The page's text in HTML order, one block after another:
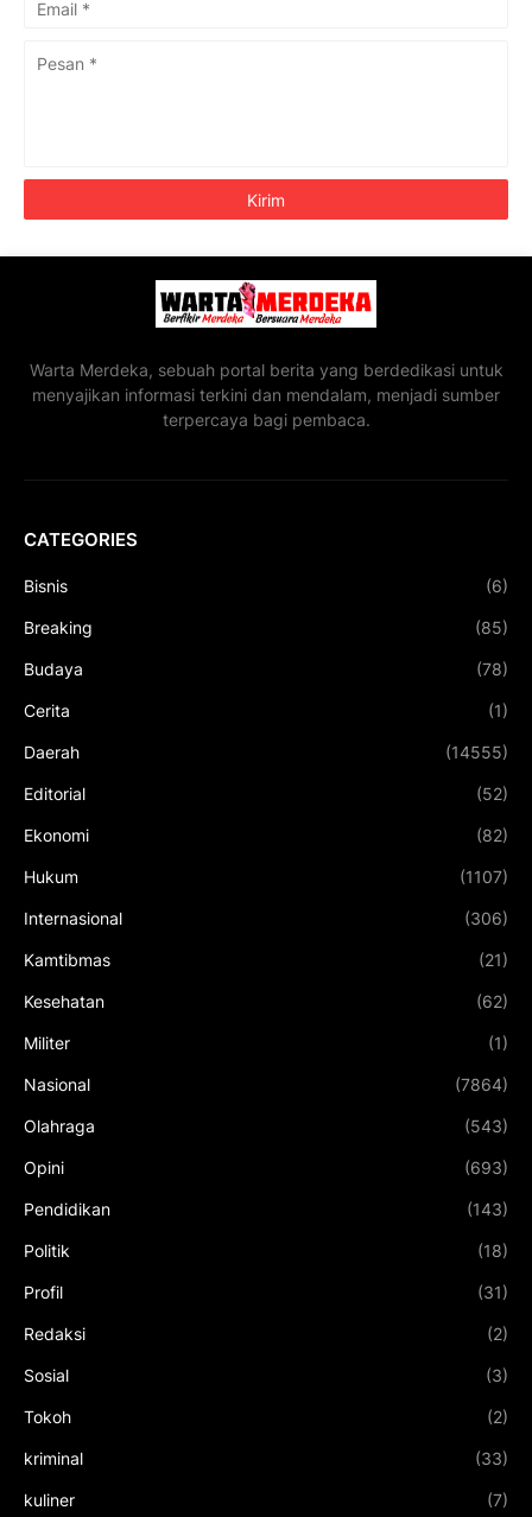
Warta Merdeka, sebuah portal berita yang berdedikasi untuk
menyajikan informasi terkini dan mendalam, menjadi sumber
terpercaya bagi pembaca.
CATEGORIES
Bisnis (6)
Breaking (85)
Budaya (78)
Cerita (1)
Daerah (14555)
Editorial (52)
Ekonomi (82)
Hukum (1107)
Internasional (306)
Kamtibmas (21)
Kesehatan (62)
Militer (1)
Nasional (7864)
Olahraga (543)
Opini (693)
Pendidikan (143)
Politik (18)
Profil (31)
Redaksi (2)
Sosial (3)
Tokoh (2)
kriminal (33)
kuliner (7)